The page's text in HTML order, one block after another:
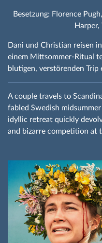
Besetzung: Florence
Dani und Christian reisen
einem Mittsommer-Ritual
blutigen, verstörenden Trip
A couple travels to
fabled Swedish
idyllic retreat quickly
and bizarre competition at